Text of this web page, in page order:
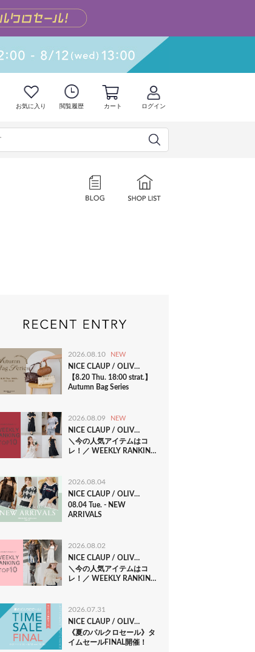
お気に入り 閲覧履歴 カート ログイン
2026.08.10 NEW
NICE CLAUP / OLIVE des OLIVE OUTLET
【8.20 Thu. 18:00 strat.】
Autumn Bag Series
2026.08.09 NEW
NICE CLAUP / OLIVE des OLIVE OUTLET
＼今の人気アイテムはコ
レ！／ WEEKLY RANKING
2026.08.04
NICE CLAUP / OLIVE des OLIVE OUTLET
08.04 Tue. - NEW
ARRIVALS
2026.08.02
NICE CLAUP / OLIVE des OLIVE OUTLET
＼今の人気アイテムはコ
レ！／ WEEKLY RANKING
2026.07.31
NICE CLAUP / OLIVE des OLIVE OUTLET
《夏のパルクロセール》タ
イムセールFINAL開催！